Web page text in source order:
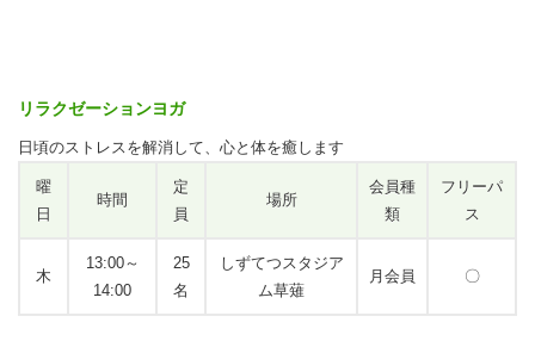
リラクゼーションヨガ
日頃のストレスを解消して、心と体を癒します
曜
日
時間
定
員
場所
会員種
類
フリーパ
ス
木
13:00～
14:00
25
名
しずてつスタジア
ム草薙
月会員 〇